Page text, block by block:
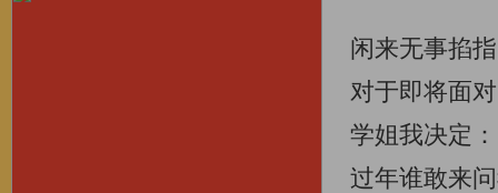
闲来无事掐
对于即将面
学姐我决定：
过年谁敢来